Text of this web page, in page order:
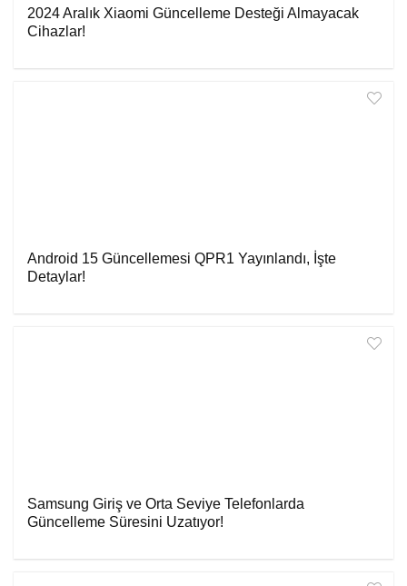
2024 Aralık Xiaomi Güncelleme Desteği Almayacak
Cihazlar!
Android 15 Güncellemesi QPR1 Yayınlandı, İşte
Detaylar!
Samsung Giriş ve Orta Seviye Telefonlarda
Güncelleme Süresini Uzatıyor!